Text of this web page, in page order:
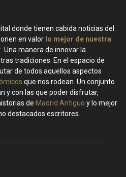
donde tienen cabida noticias del
en valor lo mejor de nuestra
. Una manera de innovar la
tradiciones. En el espacio de
de todos aquellos aspectos
que nos rodean. Un conjunto
y con las que poder disfrutar,
de Madrid Antiguo y lo mejor
destacados escritores.